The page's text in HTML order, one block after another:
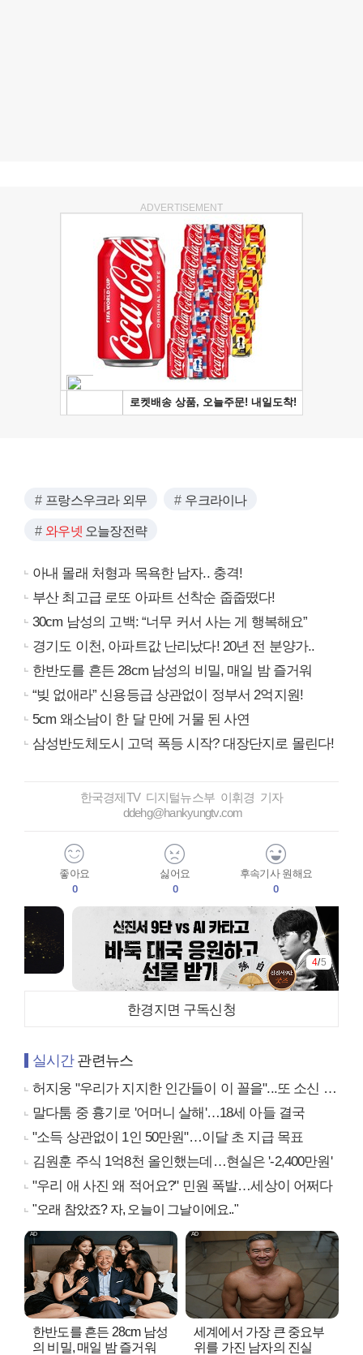
ADVERTISEMENT
프랑스우크라 외무 우크라이나
와우넷 오늘장전략
아내 몰래 처형과 목욕한 남자.. 충격!
부산 최고급 로또 아파트 선착순 줍줍떴다!
30cm 남성의 고백: “너무 커서 사는 게 행복해요”
경기도 이천, 아파트값 난리났다! 20년 전 분양가..
한반도를 흔든 28cm 남성의 비밀, 매일 밤 즐거워
“빚 없애라” 신용등급 상관없이 정부서 2억지원!
5cm 왜소남이 한 달 만에 거물 된 사연
삼성반도체도시 고덕 폭등 시작? 대장단지로 몰린다!
한국경제TV 디지털뉴스부 이휘경 기자
ddehg@hankyungtv.com
좋아요
0
싫어요
0
후속기사 원해요
0
4/5
한경지면 구독신청
실시간관련뉴스
허지웅 "우리가 지지한 인간들이 이 꼴을"...또 소신 발언
말다툼 중 흉기로 '어머니 살해'…18세 아들 결국
"소득 상관없이 1인 50만원"…이달 초 지급 목표
김원훈 주식 1억8천 올인했는데…현실은 '-2,400만원'
"우리 애 사진 왜 적어요?" 민원 폭발…세상이 어쩌다
"오래 참았죠? 자, 오늘이 그날이에요.."
한반도를 흔든 28cm 남성
의 비밀, 매일 밤 즐거워
세계에서 가장 큰 중요부
위를 가진 남자의 진실